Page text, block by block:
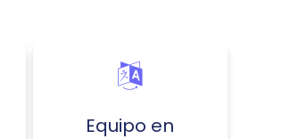
Equipo en